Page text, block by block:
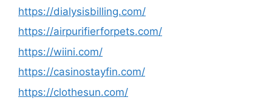
https://dialysisbilling.com/
https://airpurifierforpets.com/
https://wiini.com/
https://casinostayfin.com/
https://clothesun.com/